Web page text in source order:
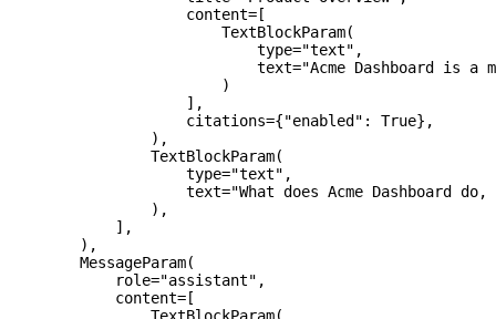
                    content
= [
                        TextBlockParam(
                            type
="text" ,
                            text
="Acme Dashboard is
                        )
                    ],
                    citations
={"enabled" : True},
                ),
                TextBlockParam(
                    type
="text" ,
                    text
="What does Acme Dashboard
                ),
            ],
        ),
        MessageParam(
            role
="assistant" ,
            content
= [
                TextBlockParam(